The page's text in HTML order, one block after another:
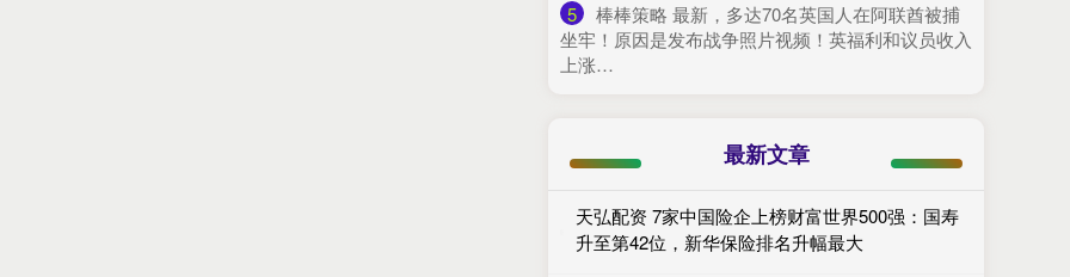
5
​棒棒策略 最新，多达70名英国人在阿联酋被捕
坐牢！原因是发布战争照片视频！英福利和议员收入
上涨…
最新文章
天弘配资 7家中国险企上榜财富世界500强：国寿
升至第42位，新华保险排名升幅最大